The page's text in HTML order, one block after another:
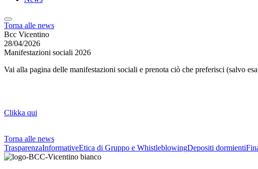
Torna alle news
Bcc Vicentino
28/04/2026
Manifestazioni sociali 2026
Vai alla pagina delle manifestazioni sociali e prenota ciò che preferisci (salvo
Clikka qui
Torna alle news
TrasparenzaInformativeEtica di Gruppo e WhistleblowingDepositi dormienti